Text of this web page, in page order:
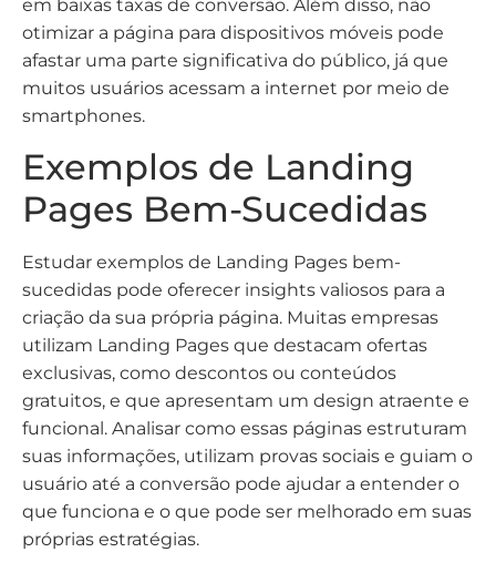
em baixas taxas de conversão. Além disso, não
otimizar a página para dispositivos móveis pode
afastar uma parte significativa do público, já que
muitos usuários acessam a internet por meio de
smartphones.
Exemplos de Landing
Pages Bem-Sucedidas
Estudar exemplos de Landing Pages bem-
sucedidas pode oferecer insights valiosos para a
criação da sua própria página. Muitas empresas
utilizam Landing Pages que destacam ofertas
exclusivas, como descontos ou conteúdos
gratuitos, e que apresentam um design atraente e
funcional. Analisar como essas páginas estruturam
suas informações, utilizam provas sociais e guiam o
usuário até a conversão pode ajudar a entender o
que funciona e o que pode ser melhorado em suas
próprias estratégias.